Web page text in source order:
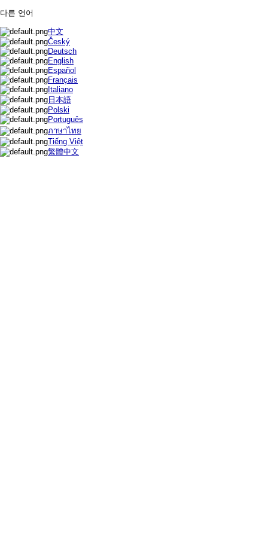
다른 언어
中文
Český
Deutsch
English
Español
Français
Italiano
日本語
Polski
Português
ภาษาไทย
Tiếng Việt
繁體中文